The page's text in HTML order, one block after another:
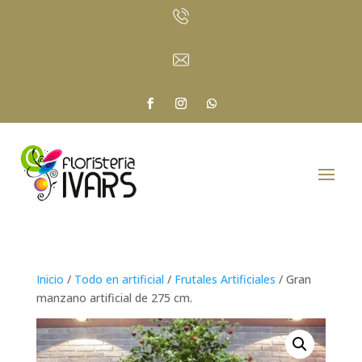
Inicio / Todo en artificial / Frutales Artificiales / Gran
manzano artificial de 275 cm.